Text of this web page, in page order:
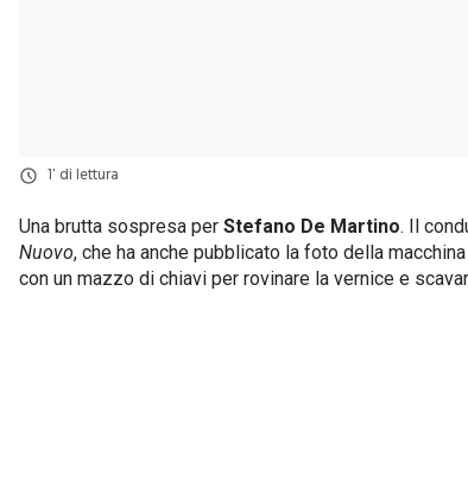
1' di lettura
Una brutta sospresa per Stefano De Martino. Il
Nuovo, che ha anche pubblicato la foto della
con un mazzo di chiavi per rovinare la vernice e